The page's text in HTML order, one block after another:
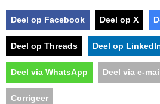
Deel op Facebook Deel op X
Deel op Threads Deel op
Deel via WhatsApp Deel via e-
Corrigeer